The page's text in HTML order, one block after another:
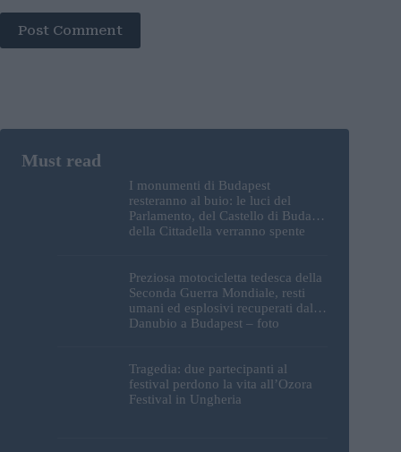
Post Comment
I monumenti di Budapest
resteranno al buio: le luci del
Parlamento, del Castello di Buda e
della Cittadella verranno spente
Preziosa motocicletta tedesca della
Seconda Guerra Mondiale, resti
umani ed esplosivi recuperati dal
Danubio a Budapest – foto
Tragedia: due partecipanti al
festival perdono la vita all’Ozora
Festival in Ungheria